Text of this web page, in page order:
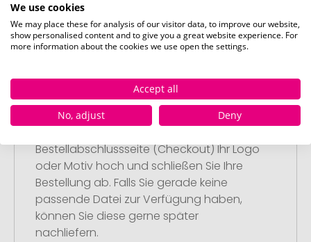
Upload Ihres Logos oder Motivs
Bestellabschlussseite (Checkout) Ihr Logo
oder Motiv hoch und schließen Sie Ihre
Bestellung ab. Falls Sie gerade keine
passende Datei zur Verfügung haben,
können Sie diese gerne später
nachliefern.
We use cookies
We may place these for analysis of our visitor data, to improve our website,
show personalised content and to give you a great website experience. For
more information about the cookies we use open the settings.
Accept all
No, adjust
Deny